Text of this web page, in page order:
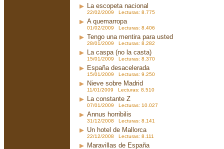
La escopeta nacional
22/02/2009 Lecturas: 8.775
A quemarropa
01/02/2009 Lecturas: 8.406
Tengo una mentira para usted
28/01/2009 Lecturas: 8.282
La caspa (no la casta)
15/01/2009 Lecturas: 8.370
España desacelerada
15/01/2009 Lecturas: 9.250
Nieve sobre Madrid
11/01/2009 Lecturas: 8.510
La constante Z
07/01/2009 Lecturas: 10.027
Annus horribilis
31/12/2008 Lecturas: 8.141
Un hotel de Mallorca
22/12/2008 Lecturas: 8.111
Maravillas de España